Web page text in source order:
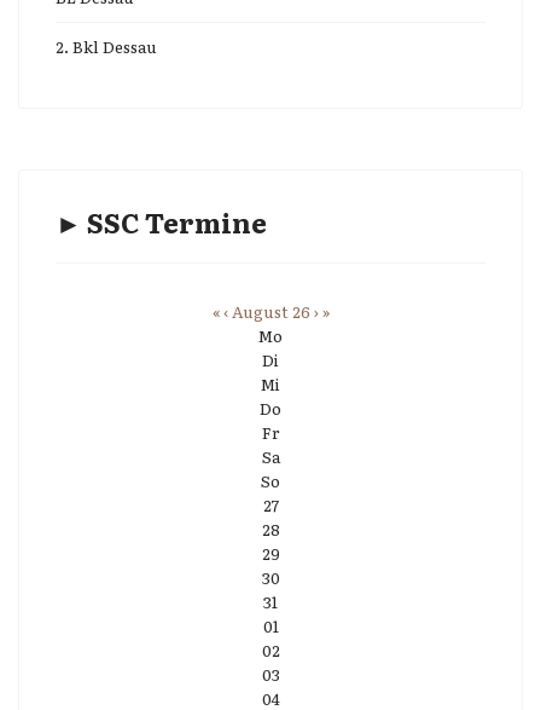
2. Bkl Dessau
► SSC Termine
«‹August 26 ›»
Mo
Di
Mi
Do
Fr
Sa
So
27
28
29
30
31
01
02
03
04